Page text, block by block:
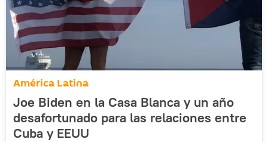
América Latina
Joe Biden en la Casa Blanca y un año
desafortunado para las relaciones entre
Cuba y EEUU